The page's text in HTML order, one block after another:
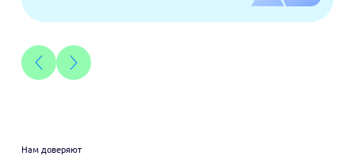
Нам доверяют